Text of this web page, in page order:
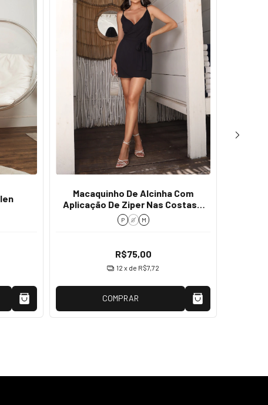
Macaquinho De Alcinha Com
Aplicação De Ziper Nas Costas -
Cloe
P G M
R$75,00
12 x de R$7,72
COMPRAR